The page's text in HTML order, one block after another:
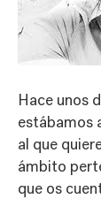
Hace unos
estábamos
al que
ámbito
que os